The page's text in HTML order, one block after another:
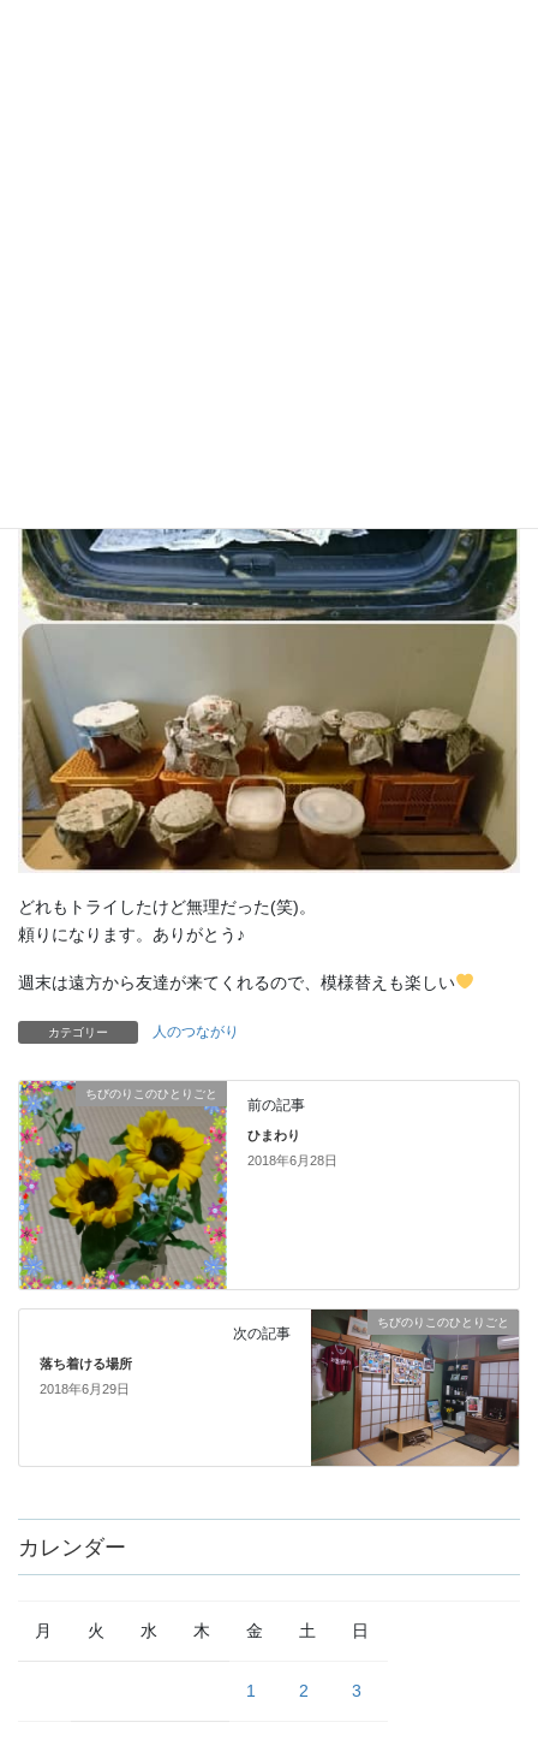
どれもトライしたけど無理だった(笑)。
頼りになります。ありがとう♪
週末は遠方から友達が来てくれるので、模様替えも楽しい
カテゴリー 人のつながり
ちびのりこのひとりごと
前の記事
ひまわり
2018年6月28日
ちびのりこのひとりごと
次の記事
落ち着ける場所
2018年6月29日
カレンダー
月 火 水 木 金 土 日
1 2 3